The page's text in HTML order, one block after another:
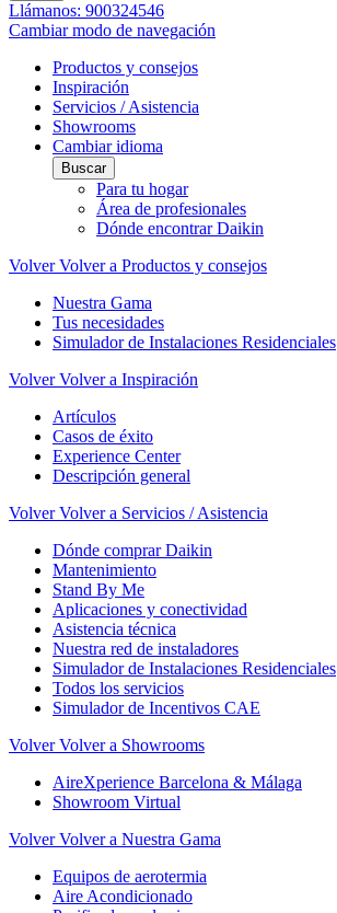
Llámanos: 900324546
Cambiar modo de navegación
Productos y consejos
Inspiración
Servicios / Asistencia
Showrooms
Cambiar idioma
Buscar
Para tu hogar
Área de profesionales
Dónde encontrar Daikin
Volver Volver a Productos y consejos
Nuestra Gama
Tus necesidades
Simulador de Instalaciones Residenciales
Volver Volver a Inspiración
Artículos
Casos de éxito
Experience Center
Descripción general
Volver Volver a Servicios / Asistencia
Dónde comprar Daikin
Mantenimiento
Stand By Me
Aplicaciones y conectividad
Asistencia técnica
Nuestra red de instaladores
Simulador de Instalaciones Residenciales
Todos los servicios
Simulador de Incentivos CAE
Volver Volver a Showrooms
AireXperience Barcelona & Málaga
Showroom Virtual
Volver Volver a Nuestra Gama
Equipos de aerotermia
Aire Acondicionado